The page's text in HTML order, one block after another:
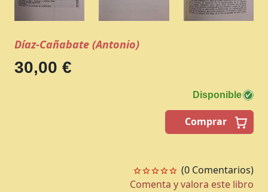
Díaz-Cañabate (Antonio)
30,00 €
Disponible
Comprar
(0 Comentarios)
Comenta y valora este libro